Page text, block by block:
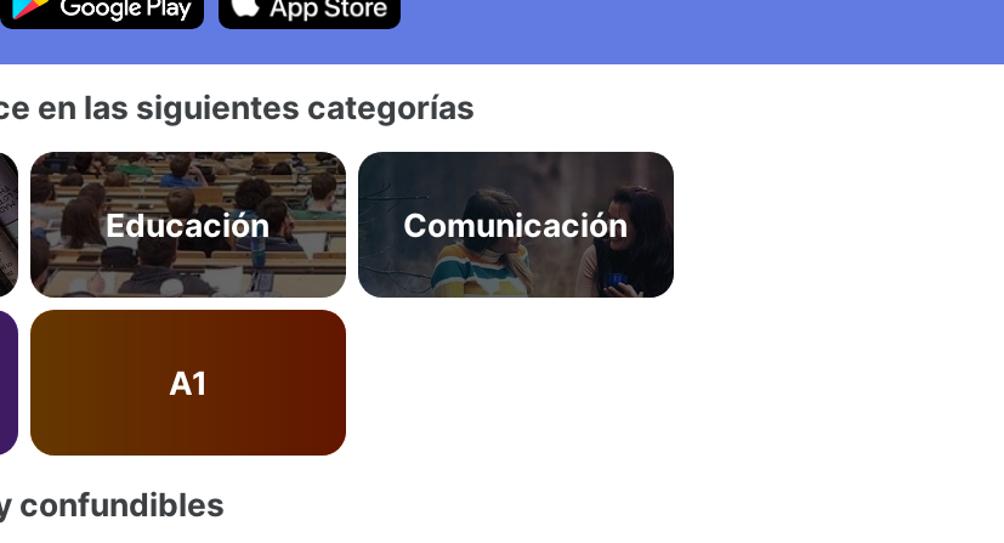
en las siguientes categorías
Educación Comunicación
A1
confundibles